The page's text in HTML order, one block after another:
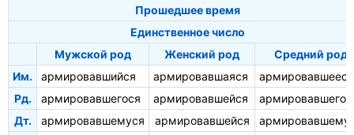
Прошедшее время
Единственное число
Мужской род
Женский род
Средний род
Им.
армировавшийся армировавшаяся
армировавшееся
Рд.
армировавшегося армировавшейся
Дт.
армировавшемуся армировавшейся